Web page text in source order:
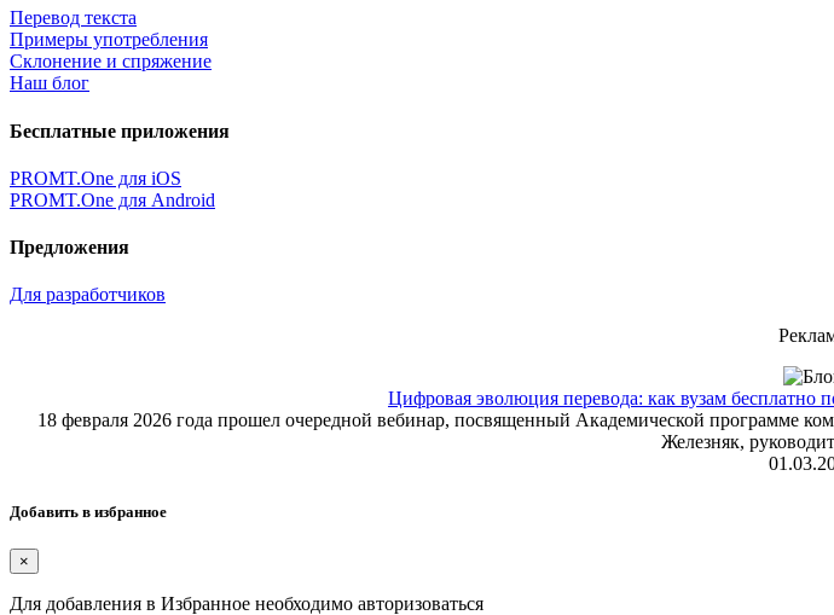
Перевод текста
Примеры употребления
Склонение и спряжение
Наш блог
Бесплатные приложения
PROMT.One для iOS
PROMT.One для Android
Предложения
Для разработчиков
Цифровая эволюция перевода: как вузам бесплатно
18 февраля 2026 года прошел очередной вебинар, посвященный Академической программе
Железняк,
Добавить в избранное
×
Для добавления в Избранное необходимо авторизоваться